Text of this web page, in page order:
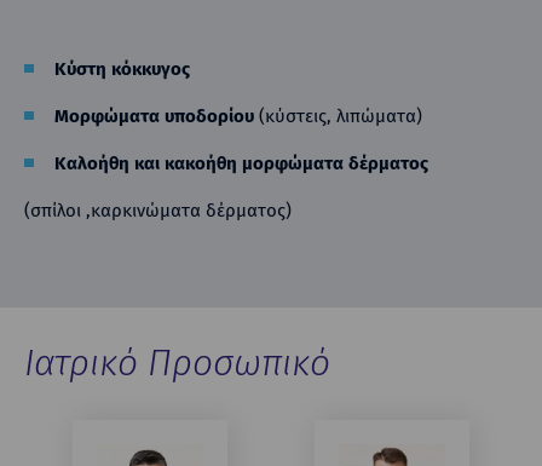
Κύστη κόκκυγος
Μορφώματα υποδορίου (κύστεις, λιπώματα)
Καλοήθη και κακοήθη μορφώματα δέρματος
(σπίλοι ,καρκινώματα δέρματος)
Ιατρικό Προσωπικό